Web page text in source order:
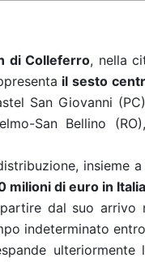
di Colleferro, nella
il sesto
San Giovanni
San Bellino
insieme
milioni di euro in Italia
dal suo arrivo
indeterminato